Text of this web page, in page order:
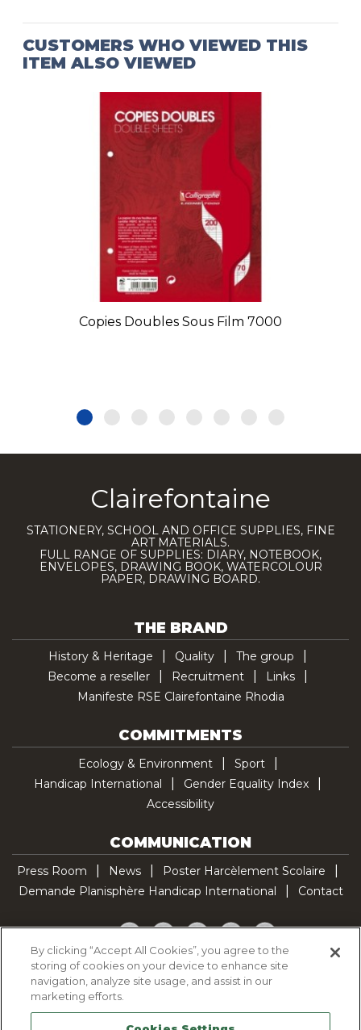
CUSTOMERS WHO VIEWED THIS
ITEM ALSO VIEWED
Copies Doubles Sous Film 7000
Clairefontaine
STATIONERY, SCHOOL AND OFFICE SUPPLIES, FINE
ART MATERIALS.
FULL RANGE OF SUPPLIES: DIARY, NOTEBOOK,
ENVELOPES, DRAWING BOOK, WATERCOLOUR
PAPER, DRAWING BOARD.
THE BRAND
History & Heritage Quality
The group
Become a reseller
Recruitment
Links
Manifeste RSE Clairefontaine Rhodia
COMMITMENTS
Ecology & Environment
Sport
Handicap International
Gender Equality Index
Accessibility
COMMUNICATION
Press Room News
Poster Harcèlement Scolaire
Demande Planisphère Handicap International
Contact
Facebook
TwitterYouTubePinterestTikTok
Cookie Policy
Legal Notice
By clicking “Accept All Cookies”, you agree to the
storing of cookies on your device to enhance site
navigation, analyze site usage, and assist in our
marketing efforts.